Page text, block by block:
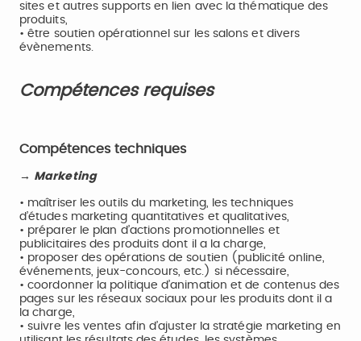
sites et autres supports en lien avec la thématique des
produits,
• être soutien opérationnel sur les salons et divers
évènements.
Compétences requises
Compétences techniques
→ Marketing
• maîtriser les outils du marketing, les techniques
d’études marketing quantitatives et qualitatives,
• préparer le plan d’actions promotionnelles et
publicitaires des produits dont il a la charge,
• proposer des opérations de soutien (publicité online,
événements, jeux-concours, etc.) si nécessaire,
• coordonner la politique d’animation et de contenus des
pages sur les réseaux sociaux pour les produits dont il a
la charge,
• suivre les ventes afin d’ajuster la stratégie marketing en